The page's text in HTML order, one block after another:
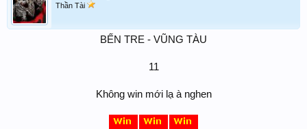
Thần Tài
BẾN TRE - VŨNG TÀU
11
Không win mới lạ à nghen